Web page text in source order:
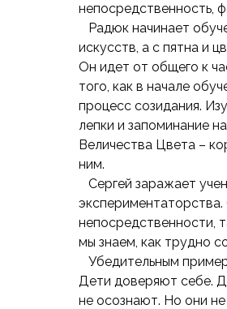
непосредственность,
Радюк начинает
искусств, а с пятна и
Он идет от общего к
того, как в начале
процесс созидания.
лепки и запоминание
Величества Цвета –
ним.
Сергей заражает
непосредственности,
мы знаем, как трудно
Убедительным
Дети доверяют себе.
не осознают. Но они